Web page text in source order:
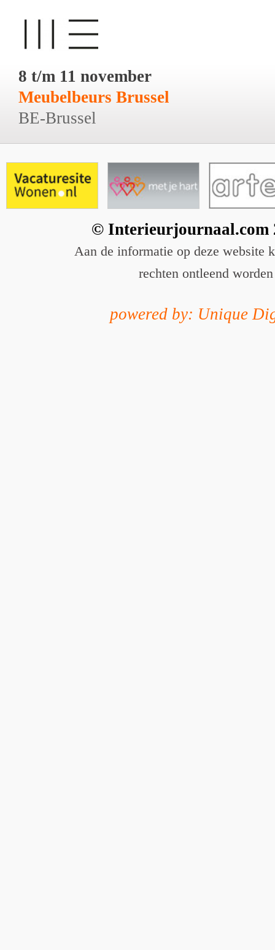
8 t/m 11 november
Meubelbeurs Brussel
BE-Brussel
© Interieurjournaal.com
Aan de informatie op deze website
rechten ontleend worden
powered by: Unique